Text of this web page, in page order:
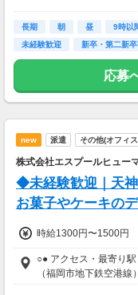
※ノルマではありませ
任意です。
■試用期間2ヶ月/同条件
【最寄駅】
中洲川端駅より徒歩5分
天神南駅より徒歩7分
天神駅より徒歩7分
長期 朝 昼 9時以
未経験歓迎
新卒・第二新卒
応募
new 派遣 その他(オフィ
株式会社エスプールヒュ
◆未経験歓迎｜天
お菓子やケーキの
時給1300円〜1500円
○● アクセス・最寄り
（福岡市地下鉄空港線）